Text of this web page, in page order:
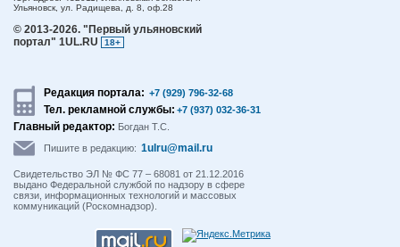
Ульяновск, ул. Радищева, д. 8, оф.28
© 2013-2026. "Первый ульяновский
портал" 1UL.RU
18+
Редакция портала: +7 (929) 796-32-68
Тел. рекламной службы: +7 (937) 032-36-31
Главный редактор: Богдан Т.С.
Пишите в редакцию: 1ulru@mail.ru
Свидетельство ЭЛ № ФС 77 – 68081 от 21.12.2016
выдано Федеральной службой по надзору в сфере
связи, информационных технологий и массовых
коммуникаций (Роскомнадзор).